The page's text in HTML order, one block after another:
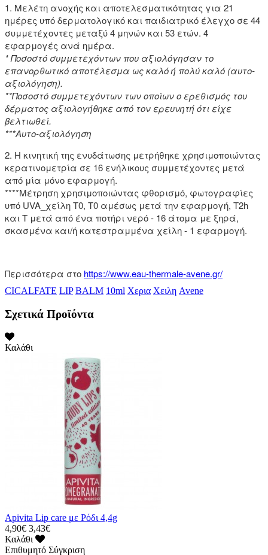
1. Μελέτη ανοχής και αποτελεσματικότητας για 21
ημέρες υπό δερματολογικό και παιδιατρικό έλεγχο σε 44
συμμετέχοντες μεταξύ 4 μηνών και 53 ετών. 4
εφαρμογές ανά ημέρα.
* Ποσοστό συμμετεχόντων που αξιολόγησαν το
επανορθωτικό αποτέλεσμα ως καλό ή πολύ καλό (αυτο-
αξιολόγηση).
**Ποσοστό συμμετεχόντων των οποίων ο ερεθισμός του
δέρματος αξιολογήθηκε από τον ερευνητή ότι είχε
βελτιωθεί.
***Αυτο-αξιολόγηση
2. Η κινητική της ενυδάτωσης μετρήθηκε χρησιμοποιώντας
κερατινομετρία σε 16 ενήλικους συμμετέχοντες μετά
από μία μόνο εφαρμογή.
****Μέτρηση χρησιμοποιώντας φθορισμό, φωτογραφίες
υπό UVA_χείλη Τ0, Τ0 αμέσως μετά την εφαρμογή, T2h
και T μετά από ένα ποτήρι νερό - 16 άτομα με ξηρά,
σκασμένα και/ή κατεστραμμένα χείλη - 1 εφαρμογή.
Περισσότερα στο https://www.eau-thermale-avene.gr/
CICALFATE LIP BALM 10ml Χερια Χειλη Avene
Σχετικά Προϊόντα
Καλάθι
Apivita Lip care με Ρόδι 4,4g
4,90€ 3,43€
Καλάθι
Επιθυμητό Σύγκριση